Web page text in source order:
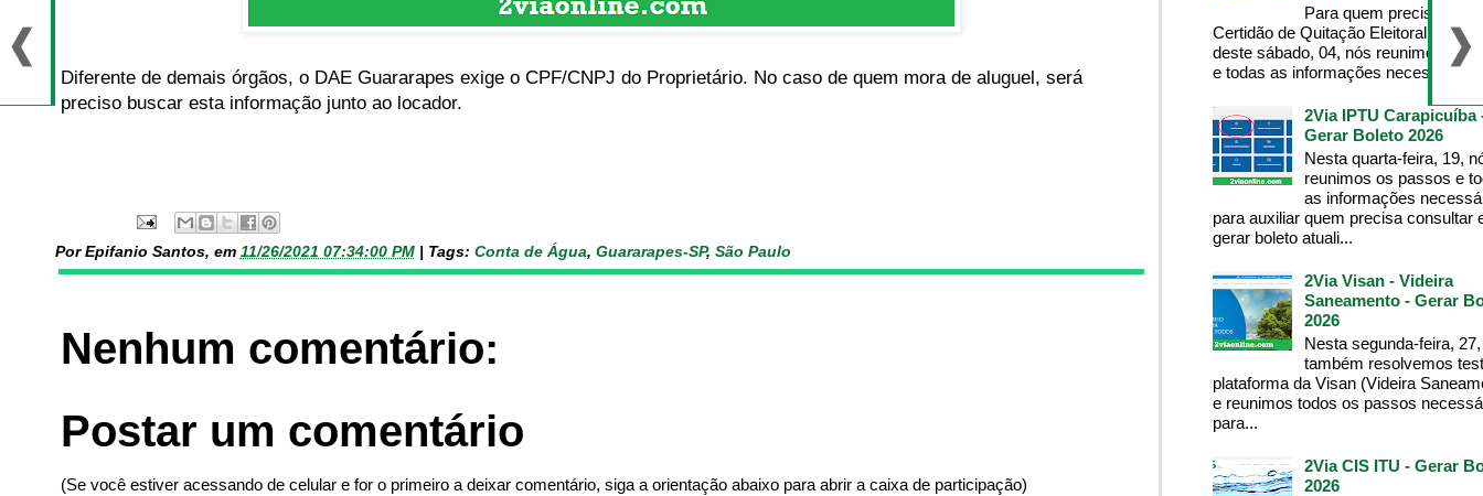
Diferente de demais órgãos, o DAE Guararapes exige o CPF/CNPJ do Proprietário. No caso de quem mora de aluguel, será
preciso buscar esta informação junto ao locador.
Por Epifanio Santos, em 11/26/2021 07:34:00 PM Tags: Conta de Água, Guararapes-SP, São Paulo
Nenhum comentário:
Postar um comentário
(Se você estiver acessando de celular e for o primeiro a deixar comentário, siga a orientação abaixo para abrir a caixa de participação)
Para quem precisa da
Certidão de Quitação Eleitoral , na
deste sábado, 04, nós reunimos os
e todas as informações necessárias
2Via IPTU Carapicuíba
Gerar Boleto 2026
Nesta quarta-feira, 19,
reunimos os passos e
as informações
para auxiliar quem precisa consultar
gerar boleto atuali...
2Via Visan - Videira
Saneamento - Gerar
2026
Nesta segunda-feira,
também resolvemos
plataforma da Visan (Videira
e reunimos todos os passos
para...
2Via CIS ITU - Gerar
2026